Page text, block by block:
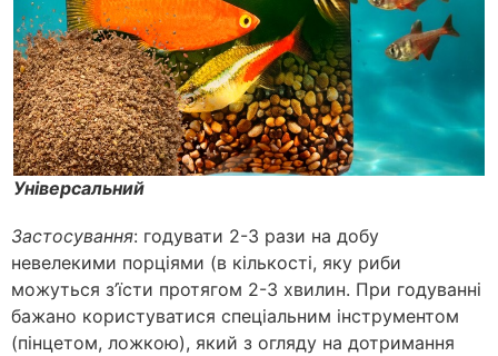
Універсальний
Застосування: годувати 2-3 рази на добу
невелекими порціями (в кількості, яку риби
можуться з’їсти протягом 2-3 хвилин. При годуванні
бажано користуватися спеціальним інструментом
(пінцетом, ложкою), який з огляду на дотримання